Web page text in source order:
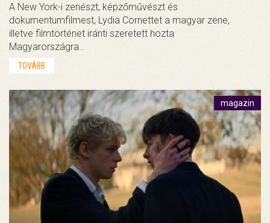
A New York-i zenészt, képzőművészt és
dokumentumfilmest, Lydia Cornettet a magyar zene,
illetve filmtörténet iránti szeretett hozta
Magyarországra…
TOVÁBB
magazin